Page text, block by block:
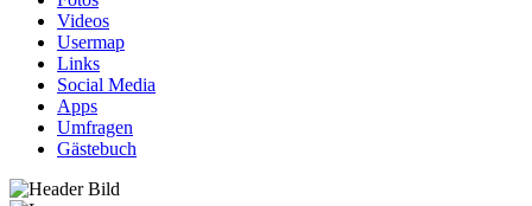
Videos
Usermap
Links
Social Media
Apps
Umfragen
Gästebuch